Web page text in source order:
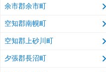
余市郡余市町
空知郡南幌町
空知郡上砂川町
夕張郡長沼町